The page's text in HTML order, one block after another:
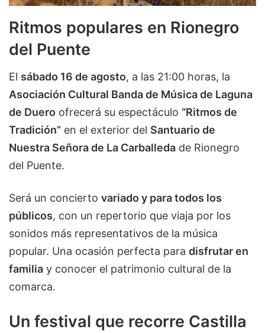
Ritmos populares en Rionegro
del Puente
El sábado 16 de agosto, a las 21:00 horas, la
Asociación Cultural Banda de Música de Laguna
de Duero ofrecerá su espectáculo “Ritmos de
Tradición” en el exterior del Santuario de
Nuestra Señora de La Carballeda de Rionegro
del Puente.
Será un concierto variado y para todos los
públicos, con un repertorio que viaja por los
sonidos más representativos de la música
popular. Una ocasión perfecta para disfrutar en
familia y conocer el patrimonio cultural de la
comarca.
Un festival que recorre Castilla